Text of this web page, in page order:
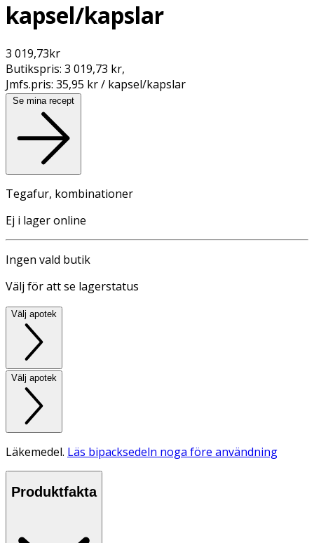
kapsel/kapslar
3 019,73kr
Butikspris: 3 019,73 kr,
Jmfs.pris: 35,95 kr / kapsel/kapslar
Se mina recept
Tegafur, kombinationer
Ej i lager online
Ingen vald butik
Välj för att se lagerstatus
Välj apotek
Välj apotek
Läkemedel. Läs bipacksedeln noga före användning
Produktfakta